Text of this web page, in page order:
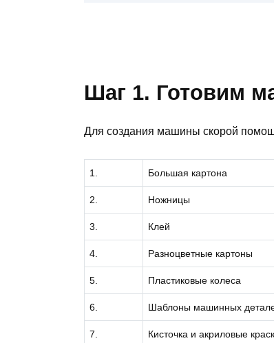
Шаг 1. Готовим
Для создания машины скорой
1. Большая картона
2. Ножницы
3. Клей
4. Разноцветные картоны
5. Пластиковые колеса
6. Шаблоны машинных
7. Кисточка и акриловые